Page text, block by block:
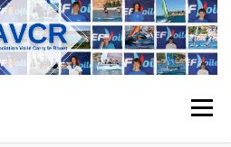
Menu